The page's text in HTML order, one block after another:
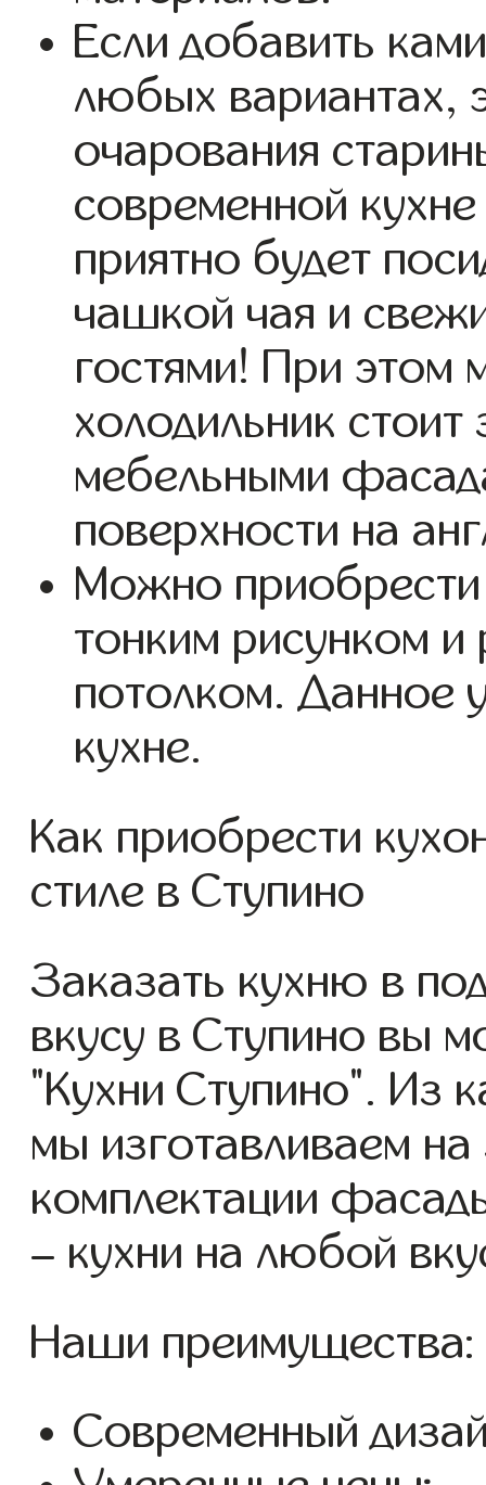
Если добавить
любых вариантах,
очарования
современной
приятно будет
чашкой чая и
гостями! При этом
холодильник
мебельными
поверхности на
Можно приобрести
тонким рисунком и
потолком. Данное
кухне.
Как приобрести
стиле в Ступино
Заказать кухню в
вкусу в Ступино вы
"Кухни Ступино". Из
мы изготавливаем
комплектации
– кухни на любой
Наши преимущества:
Современный